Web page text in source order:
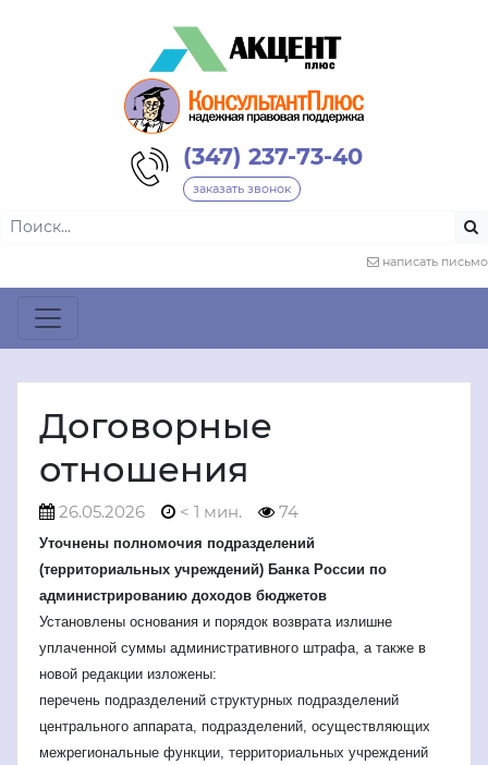
(347) 237-73-40
заказать звонок
написать письмо
Договорные
отношения
26.05.2026 < 1 мин. 74
Уточнены полномочия подразделений
(территориальных учреждений) Банка России по
администрированию доходов бюджетов
Установлены основания и порядок возврата излишне
уплаченной суммы административного штрафа, а также в
новой редакции изложены:
перечень подразделений структурных подразделений
центрального аппарата, подразделений, осуществляющих
межрегиональные функции, территориальных учреждений